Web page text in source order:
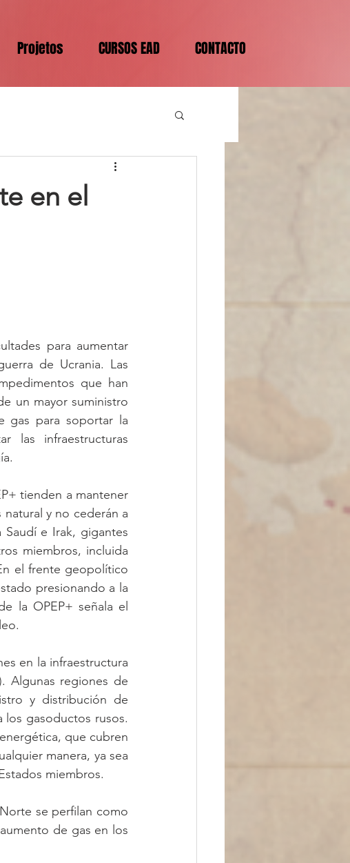
Projetos CURSOS EAD CONTACTO
en el
para aumentar
de Ucrania. Las
que han
un mayor suministro
gas para soportar la
las infraestructuras
tienden a mantener
y no cederán a
e Irak, gigantes
miembros, incluida
el frente geopolítico
presionando a la
la OPEP+ señala el
en la infraestructura
Algunas regiones de
y distribución de
los gasoductos rusos.
que cubren
manera, ya sea
miembros.
se perfilan como
de gas en los